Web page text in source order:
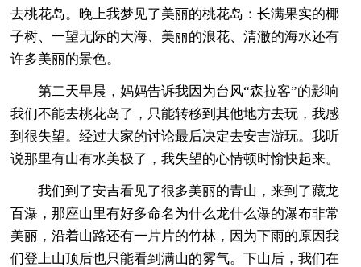
去桃花岛。晚上我梦见了美丽的桃花岛：长满果实的椰
子树、一望无际的大海、美丽的浪花、清澈的海水还有
许多美丽的景色。
第二天早晨，妈妈告诉我因为台风“森拉客”的影响
我们不能去桃花岛了，只能转移到其他地方去玩，我感
到很失望。经过大家的讨论最后决定去安吉游玩。我听
说那里有山有水美极了，我失望的心情顿时愉快起来。
我们到了安吉看见了很多美丽的青山，来到了藏龙
百瀑，那座山里有好多命名为什么龙什么瀑的瀑布非常
美丽，沿着山路还有一片片的竹林，因为下雨的原因我
们登上山顶后也只能看到满山的雾气。下山后，我们在